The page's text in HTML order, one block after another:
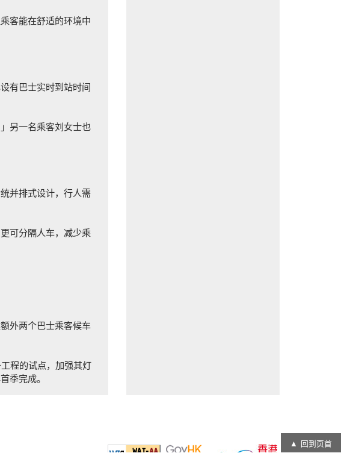
客能在舒适的环境中
有巴士实时到站时间
另一名乘客刘女士也
并排式设计，行人需
可分隔人车，减少乘
外两个巴士乘客候车
程的试点，加强其灯
季完成。
回到页首